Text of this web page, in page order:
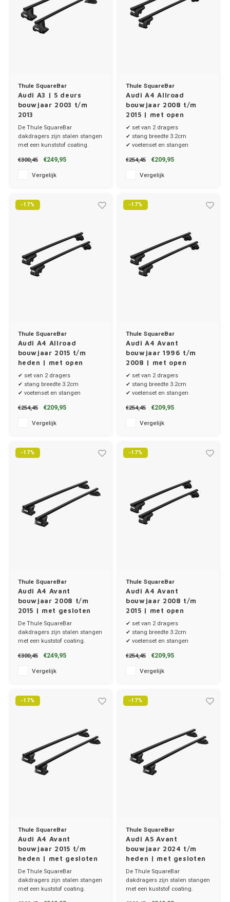
Thule SquareBar
Audi A3 | 5 deurs
bouwjaar 2003 t/m
2013
De Thule SquareBar
dakdragers zijn stalen stangen
met een kunststof coating.
✔ stang breedte 3.2cm
€300,45 €249,95
Vergelijk
Thule SquareBar
Audi A4 Allroad
bouwjaar 2008 t/m
2015 | met open
dakrailing
✔ set van 2 dragers
✔ stang breedte 3.2cm
✔ voetenset en stangen
€254,45
€209,95
Vergelijk
-17%
Thule SquareBar
Audi A4 Allroad
bouwjaar 2015 t/m
heden | met open
dakrailing
✔ set van 2 dragers
✔ stang breedte 3.2cm
✔ voetenset en stangen
€254,45
€209,95
Vergelijk
-17%
Thule SquareBar
Audi A4 Avant
bouwjaar 1996 t/m
2008 | met open
dakrailing
✔ set van 2 dragers
✔ stang breedte 3.2cm
✔ voetenset en stangen
€254,45
€209,95
Vergelijk
-17%
Thule SquareBar
Audi A4 Avant
bouwjaar 2008 t/m
2015 | met gesloten
dakrailing
De Thule SquareBar
dakdragers zijn stalen stangen
met een kuststof coating.
✔ stang breedte 3.2cm
€300,45 €249,95
Vergelijk
-17%
Thule SquareBar
Audi A4 Avant
bouwjaar 2008 t/m
2015 | met open
dakrailing
✔ set van 2 dragers
✔ stang breedte 3.2cm
✔ voetenset en stangen
€254,45
€209,95
Vergelijk
-17%
Thule SquareBar
Audi A4 Avant
bouwjaar 2015 t/m
heden | met gesloten
dakrailing
De Thule SquareBar
dakdragers zijn stalen stangen
met een kuststof coating.
-17%
Thule SquareBar
Audi A5 Avant
bouwjaar 2024 t/m
heden | met gesloten
dakrailing
De Thule SquareBar
dakdragers zijn stalen stangen
met een kuststof coating.